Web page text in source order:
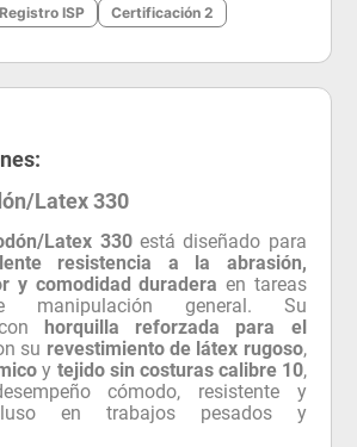
Registro ISP Certificación 2
Latex 330
Latex 330está diseñado para
resistencia a la abrasión,
y comodidad duradera en tareas
manipulación general. Su
horquilla reforzada para el
su revestimiento de látex rugoso,
y tejido sin costuras calibre 10,
cómodo, resistente y
en trabajos pesados y